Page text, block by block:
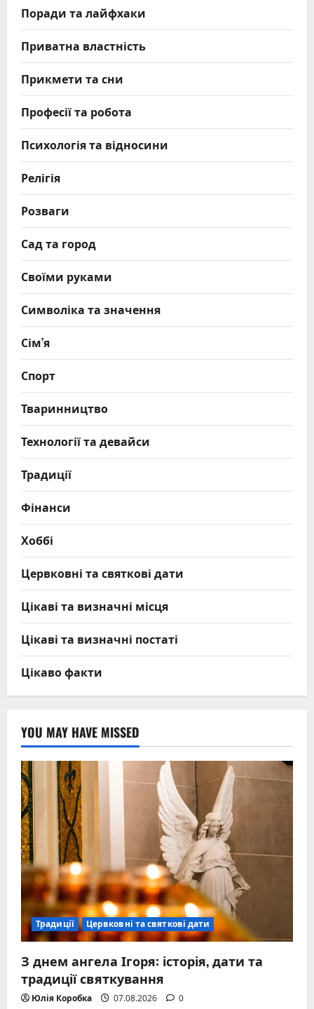
Поради та лайфхаки
Приватна властність
Прикмети та сни
Професії та робота
Психологія та відносини
Релігія
Розваги
Сад та город
Своїми руками
Символіка та значення
Сім’я
Спорт
Тваринництво
Технології та девайси
Традиції
Фінанси
Хоббі
Цервковні та святкові дати
Цікаві та визначні місця
Цікаві та визначні постаті
Цікаво факти
YOU MAY HAVE MISSED
Традиції Цервковні та святкові дати
З днем ангела Ігоря: історія, дати та
традиції святкування
Юлія Коробка 07.08.2026 0